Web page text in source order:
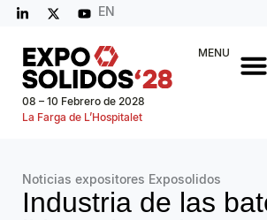
EN
08 – 10 Febrero de 2028
La Farga de L’Hospitalet
MENU
Noticias expositores Exposolidos
Industria de las